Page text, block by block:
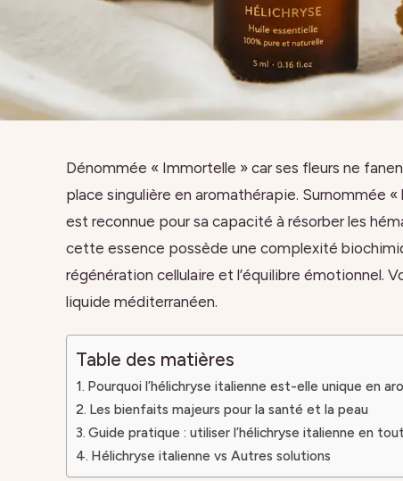
Dénommée « Immortelle » car ses fleurs ne
place singulière en aromathérapie. Surnommée «
est reconnue pour sa capacité à résorber les
cette essence possède une complexité
régénération cellulaire et l’équilibre
liquide méditerranéen.
Table des matières
Pourquoi l’hélichryse italienne est-elle unique en
Les bienfaits majeurs pour la santé et la peau
Guide pratique : utiliser l’hélichryse italienne en
Hélichryse italienne vs Autres solutions